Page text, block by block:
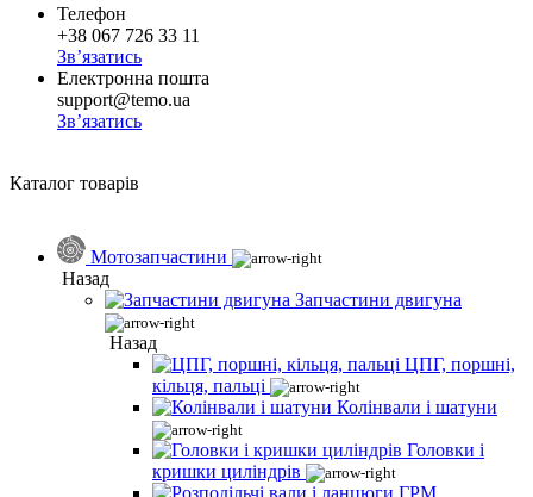
Телефон
+38 067 726 33 11
Зв’язатись
Електронна пошта
support@temo.ua
Зв’язатись
Каталог товарів
Мотозапчастини
Назад
Запчастини двигуна
Назад
ЦПГ, поршні,
кільця, пальці
Колінвали і шатуни
Головки і
кришки циліндрів